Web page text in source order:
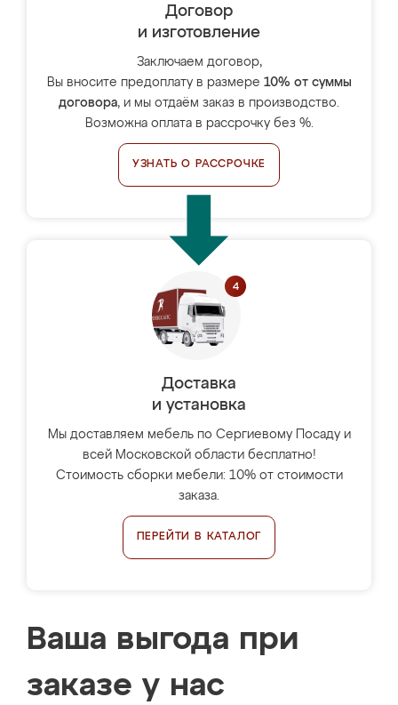
Договор
и изготовление
Заключаем договор,
Вы вносите предоплату в размере 10% от суммы
договора, и мы отдаём заказ в производство.
Возможна оплата в рассрочку без %.
УЗНАТЬ О РАССРОЧКЕ
Доставка
и установка
Мы доставляем мебель по Сергиевому Посаду и
всей Московской области бесплатно!
Стоимость сборки мебели: 10% от стоимости
заказа.
ПЕРЕЙТИ В КАТАЛОГ
Ваша выгода при
заказе у нас